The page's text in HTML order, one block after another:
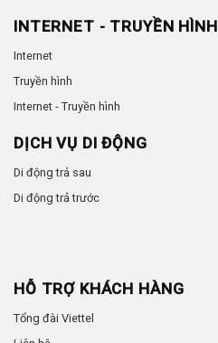
INTERNET - TRUYỀN HÌNH
Internet
Truyền hình
Internet - Truyền hình
DỊCH VỤ DI ĐỘNG
Di động trả sau
Di động trả trước
HỖ TRỢ KHÁCH HÀNG
Tổng đài Viettel